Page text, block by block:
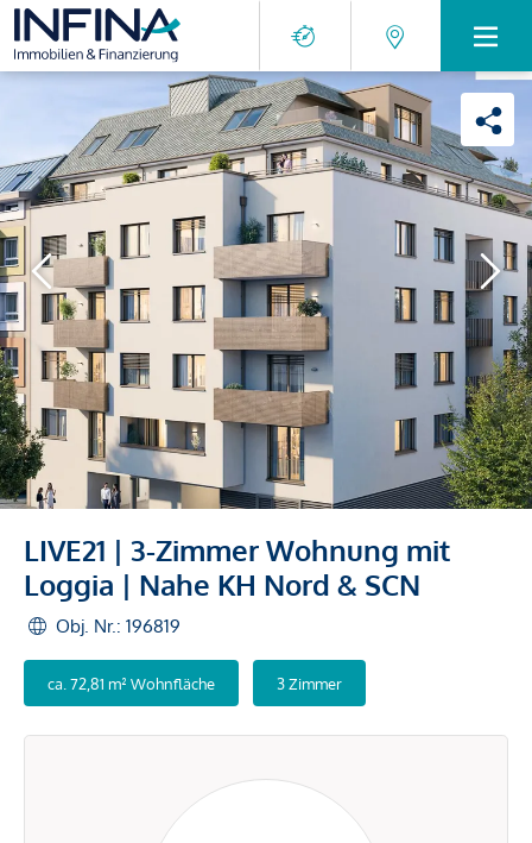
LIVE21 | 3-Zimmer Wohnung mit
Loggia | Nahe KH Nord & SCN
Obj. Nr.: 196819
ca. 72,81 m² Wohnfläche 3 Zimmer